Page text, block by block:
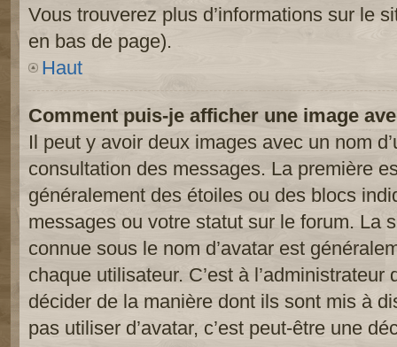
Vous trouverez plus d’informations sur le
en bas de page).
Haut
Comment puis-je afficher une image
Il peut y avoir deux images avec un nom
consultation des messages. La première
généralement des étoiles ou des blocs
messages ou votre statut sur le forum. La
connue sous le nom d’avatar est
chaque utilisateur. C’est à l’administrateur
décider de la manière dont ils sont mis à
pas utiliser d’avatar, c’est peut-être une